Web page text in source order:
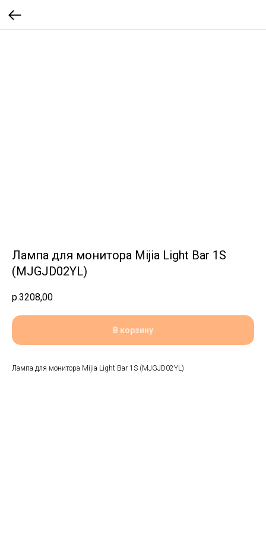
Лампа для монитора Mijia Light Bar 1S
(MJGJD02YL)
р.3208,00
В корзину
Лампа для монитора Mijia Light Bar 1S (MJGJD02YL)